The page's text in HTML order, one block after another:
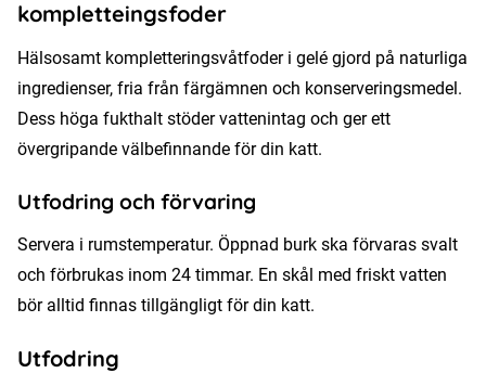
kompletteingsfoder
Hälsosamt kompletteringsvåtfoder i gelé gjord på naturliga
ingredienser, fria från färgämnen och konserveringsmedel.
Dess höga fukthalt stöder vattenintag och ger ett
övergripande välbefinnande för din katt.
Utfodring och förvaring
Servera i rumstemperatur. Öppnad burk ska förvaras svalt
och förbrukas inom 24 timmar. En skål med friskt vatten
bör alltid finnas tillgängligt för din katt.
Utfodring